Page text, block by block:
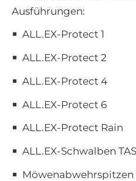
Ausführungen:
ALL.EX-Protect 1
ALL.EX-Protect 2
ALL.EX-Protect 4
ALL.EX-Protect 6
ALL.EX-Protect Rain
ALL.EX-Schwalben TAS
Möwenabwehrspitzen